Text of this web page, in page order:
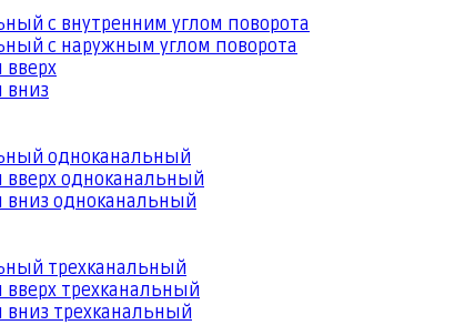
с внутренним углом поворота
с наружным углом поворота
вверх
вниз
одноканальный
вверх одноканальный
вниз одноканальный
трехканальный
трехканальный
вниз трехканальный